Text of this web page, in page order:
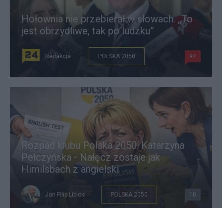
Hołownia nie przebierał w słowach. „To
jest obrzydliwe, tak po ludzku”
Redakcja POLSKA 2050 97
Rozpad klubu Polska 2050. Katarzyna
Pełczyńska - Nałęcz zostaje jak
Himilsbach z angielski
Jan Filip Libicki POLSKA 2050 18